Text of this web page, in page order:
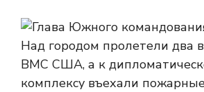
Над городом пролетели два
ВМС США, а к
комплексу въехали